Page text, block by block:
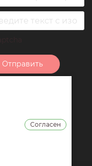
Отправить
условиями
обработкиСогласен